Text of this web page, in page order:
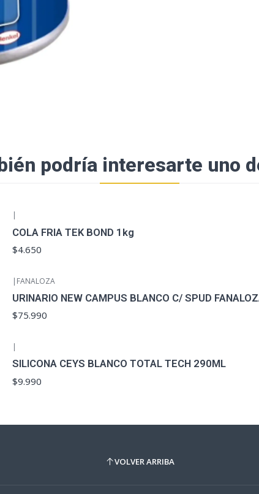
podría interesarte uno
|
COLA FRIA TEK BOND 1kg
$4.650
| FANALOZA
URINARIO NEW CAMPUS BLANCO C/ SPUD
$75.990
|
SILICONA CEYS BLANCO TOTAL TECH 290ML
$9.990
VOLVER ARRIBA